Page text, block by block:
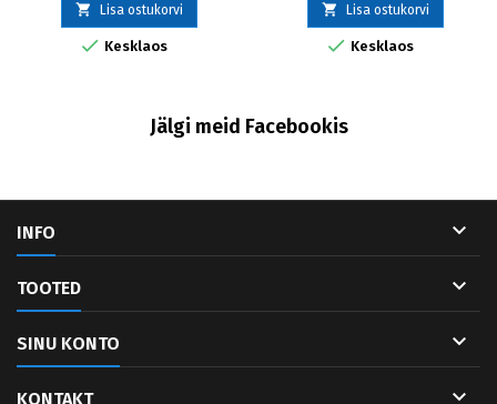
 Lisa ostukorvi
 Kesklaos
 Lisa ostukorvi
 Kesklaos
Jälgi meid Facebookis
INFO 
TOOTED 
SINU KONTO 
KONTAKT 